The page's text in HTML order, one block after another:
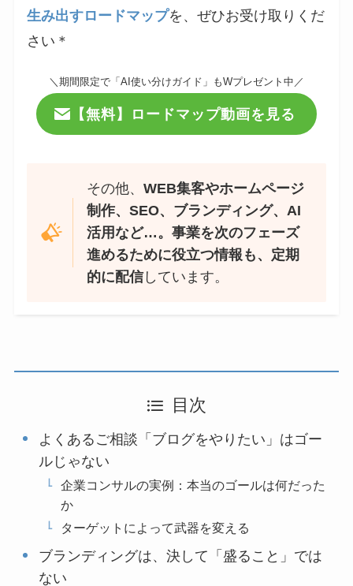
生み出すロードマップを、ぜひお受け取りくだ
さい＊
＼期間限定で「AI使い分けガイド」もWプレゼント中／
【無料】ロードマップ動画を見る
その他、WEB集客やホームページ
制作、SEO、ブランディング、AI
活用など…。事業を次のフェーズ
進めるために役立つ情報も、定期
的に配信しています。
目次
よくあるご相談「ブログをやりたい」はゴー
ルじゃない
企業コンサルの実例：本当のゴールは何だった
か
ターゲットによって武器を変える
ブランディングは、決して「盛ること」では
ない